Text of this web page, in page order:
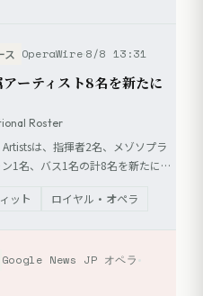
ス OperaWire 8/8 13:31
ーティスト8名を新たに
Roster
は、指揮者2名、メゾソプラ
1名、バス1名の計8名を新たに国
ット ロイヤル・オペラ
Google News JP オペラ